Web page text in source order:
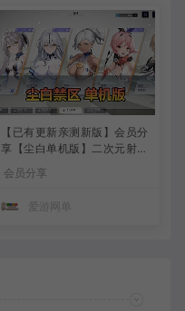
【已有更新亲测新版】会员分
享【尘白单机版】二次元射击
类网游单机版一键端
会员分享
爱游网单